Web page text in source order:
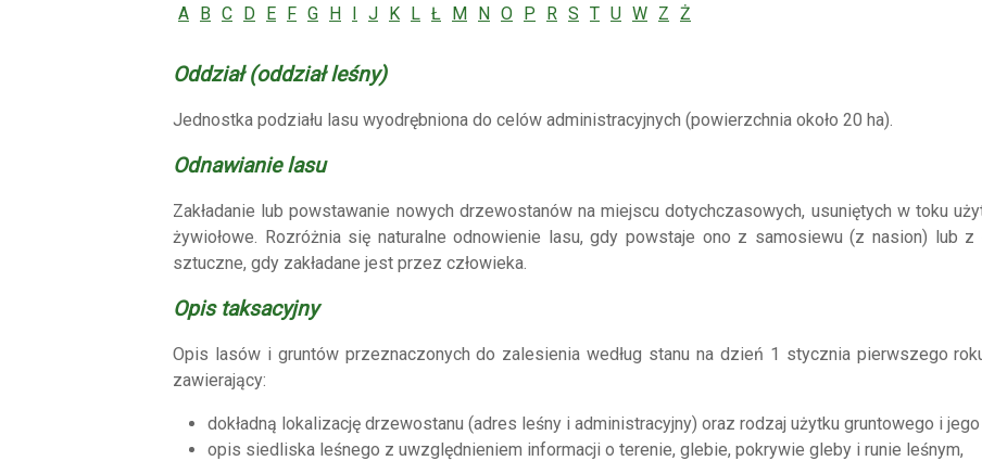
A B C D E F G H I J K L Ł M N O P R S T U W Z Ż
Oddział (oddział leśny)
Jednostka podziału lasu wyodrębniona do celów administracyjnych (powierzchnia około 20 ha).
Odnawianie lasu
Zakładanie lub powstawanie nowych drzewostanów na miejscu dotychczasowych, usuniętych w toku
żywiołowe. Rozróżnia się naturalne odnowienie lasu, gdy powstaje ono z samosiewu (z nasion) lub
sztuczne, gdy zakładane jest przez człowieka.
Opis taksacyjny
Opis lasów i gruntów przeznaczonych do zalesienia według stanu na dzień 1 stycznia pierwszego
zawierający:
dokładną lokalizację drzewostanu (adres leśny i administracyjny) oraz rodzaj użytku gruntowego i
opis siedliska leśnego z uwzględnieniem informacji o terenie, glebie, pokrywie gleby i runie leśnym,